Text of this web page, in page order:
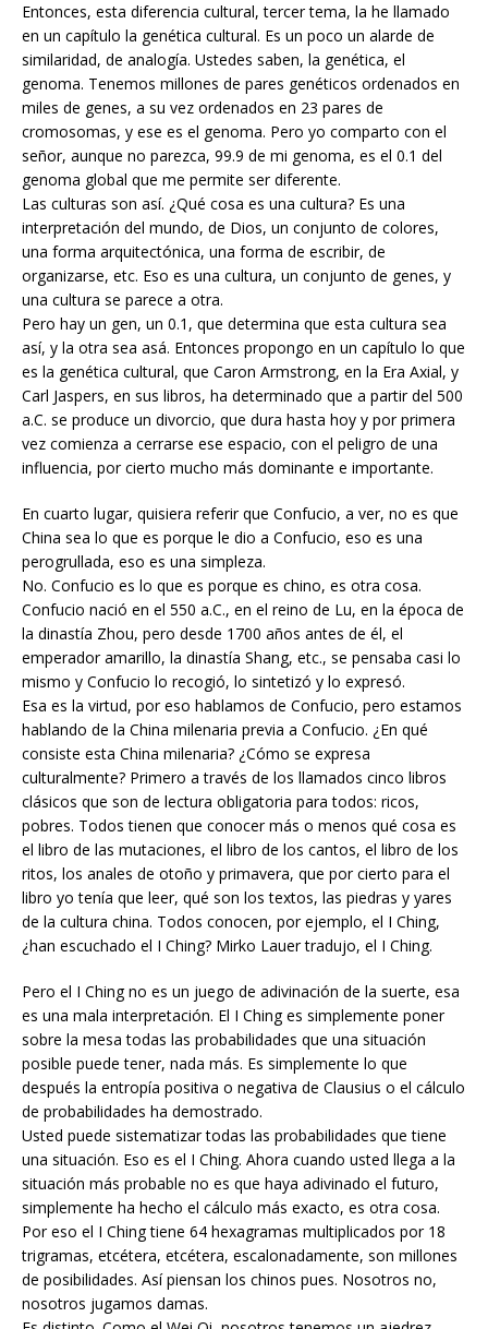
Entonces, esta diferencia cultural, tercer tema, la he llamado
en un capítulo la genética cultural. Es un poco un alarde de
similaridad, de analogía. Ustedes saben, la genética, el
genoma. Tenemos millones de pares genéticos ordenados en
miles de genes, a su vez ordenados en 23 pares de
cromosomas, y ese es el genoma. Pero yo comparto con el
señor, aunque no parezca, 99.9 de mi genoma, es el 0.1 del
genoma global que me permite ser diferente.
Las culturas son así. ¿Qué cosa es una cultura? Es una
interpretación del mundo, de Dios, un conjunto de colores,
una forma arquitectónica, una forma de escribir, de
organizarse, etc. Eso es una cultura, un conjunto de genes, y
una cultura se parece a otra.
Pero hay un gen, un 0.1, que determina que esta cultura sea
así, y la otra sea asá. Entonces propongo en un capítulo lo que
es la genética cultural, que Caron Armstrong, en la Era Axial, y
Carl Jaspers, en sus libros, ha determinado que a partir del 500
a.C. se produce un divorcio, que dura hasta hoy y por primera
vez comienza a cerrarse ese espacio, con el peligro de una
influencia, por cierto mucho más dominante e importante.
En cuarto lugar, quisiera referir que Confucio, a ver, no es que
China sea lo que es porque le dio a Confucio, eso es una
perogrullada, eso es una simpleza.
No. Confucio es lo que es porque es chino, es otra cosa.
Confucio nació en el 550 a.C., en el reino de Lu, en la época de
la dinastía Zhou, pero desde 1700 años antes de él, el
emperador amarillo, la dinastía Shang, etc., se pensaba casi lo
mismo y Confucio lo recogió, lo sintetizó y lo expresó.
Esa es la virtud, por eso hablamos de Confucio, pero estamos
hablando de la China milenaria previa a Confucio. ¿En qué
consiste esta China milenaria? ¿Cómo se expresa
culturalmente? Primero a través de los llamados cinco libros
clásicos que son de lectura obligatoria para todos: ricos,
pobres. Todos tienen que conocer más o menos qué cosa es
el libro de las mutaciones, el libro de los cantos, el libro de los
ritos, los anales de otoño y primavera, que por cierto para el
libro yo tenía que leer, qué son los textos, las piedras y yares
de la cultura china. Todos conocen, por ejemplo, el I Ching,
¿han escuchado el I Ching? Mirko Lauer tradujo, el I Ching.
Pero el I Ching no es un juego de adivinación de la suerte, esa
es una mala interpretación. El I Ching es simplemente poner
sobre la mesa todas las probabilidades que una situación
posible puede tener, nada más. Es simplemente lo que
después la entropía positiva o negativa de Clausius o el cálculo
de probabilidades ha demostrado.
Usted puede sistematizar todas las probabilidades que tiene
una situación. Eso es el I Ching. Ahora cuando usted llega a la
situación más probable no es que haya adivinado el futuro,
simplemente ha hecho el cálculo más exacto, es otra cosa.
Por eso el I Ching tiene 64 hexagramas multiplicados por 18
trigramas, etcétera, etcétera, escalonadamente, son millones
de posibilidades. Así piensan los chinos pues. Nosotros no,
nosotros jugamos damas.